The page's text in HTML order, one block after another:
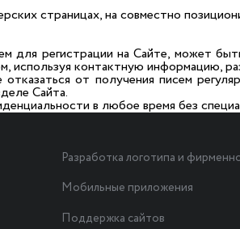
страницах, на совместно
для регистрации на Сайте, может
используя контактную информацию,
от получения писем
Сайта.
в любое время без
Разработка логотипа и
Мобильные приложения
Поддержка сайтов